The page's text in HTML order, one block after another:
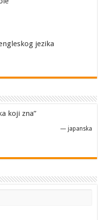
jezika
koji zna”
— japanska